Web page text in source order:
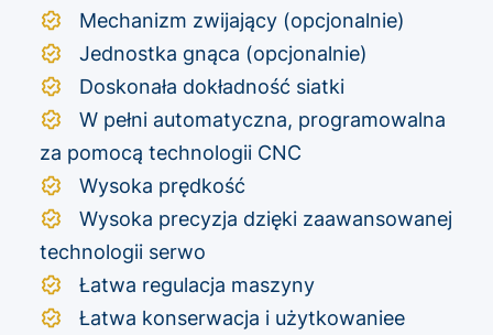
Mechanizm zwijający (opcjonalnie)
Jednostka gnąca (opcjonalnie)
Doskonała dokładność siatki
W pełni automatyczna, programowalna
za pomocą technologii CNC
Wysoka prędkość
Wysoka precyzja dzięki zaawansowanej
technologii serwo
Łatwa regulacja maszyny
Łatwa konserwacja i użytkowaniee